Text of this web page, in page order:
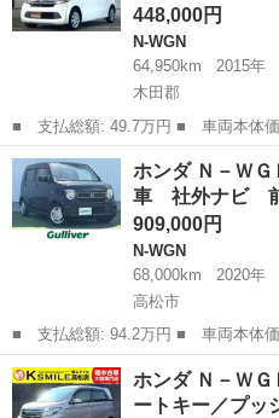
448,000円
N-WGN
64,950km
2015年
木田郡
■ 支払総額: 49.7万円 ■ 車両本体価格： 448,000 円 ■ メーカー
名： ホンダ ■ 車種名： Ｎ－Ｗ
ゲーション／スマートキー／プッシ
動格納ミラー...
香川 木田郡 N-WGN
ホンダ Ｎ－Ｗ
車 社外ナビ
909,000円
N-WGN
68,000km
2020年
高松市
■ 支払総額: 94.2万円 ■ 車両本体価格： 909,000 円 ■ メーカー
名： ホンダ ■ 車種名： Ｎ－Ｗ
センシング 禁煙車 社外ナビ 前
レーンキープ...
香川 高松市 N-WGN
ホンダ Ｎ－Ｗ
ートキー／プッ